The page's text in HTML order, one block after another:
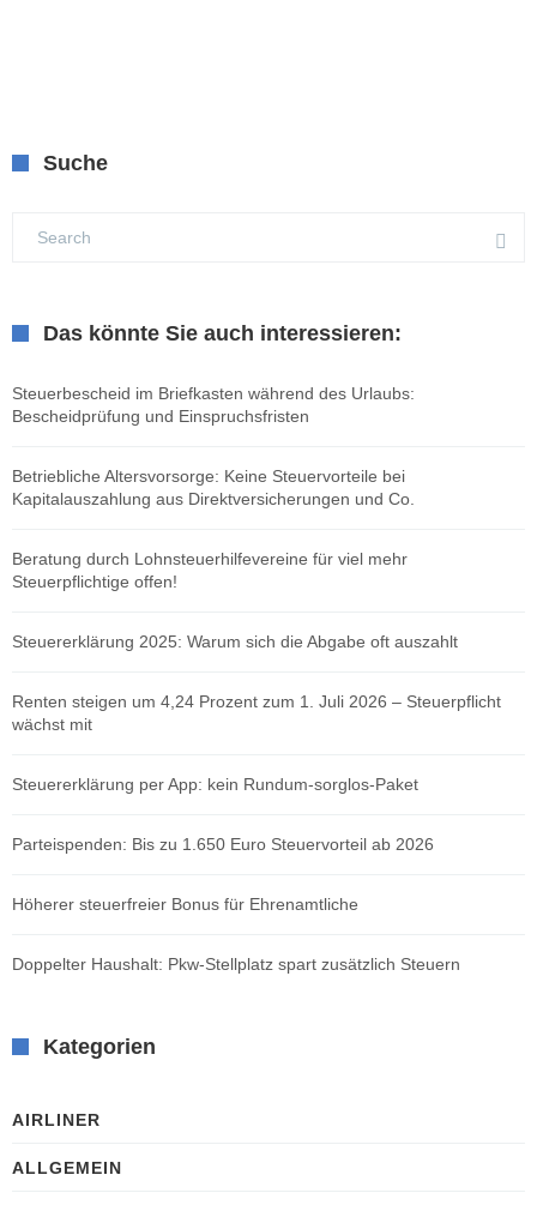
Suche
Das könnte Sie auch interessieren:
Steuerbescheid im Briefkasten während des Urlaubs:
Bescheidprüfung und Einspruchsfristen
Betriebliche Altersvorsorge: Keine Steuervorteile bei
Kapitalauszahlung aus Direktversicherungen und Co.
Beratung durch Lohnsteuerhilfevereine für viel mehr
Steuerpflichtige offen!
Steuererklärung 2025: Warum sich die Abgabe oft auszahlt
Renten steigen um 4,24 Prozent zum 1. Juli 2026 – Steuerpflicht
wächst mit
Steuererklärung per App: kein Rundum-sorglos-Paket
Parteispenden: Bis zu 1.650 Euro Steuervorteil ab 2026
Höherer steuerfreier Bonus für Ehrenamtliche
Doppelter Haushalt: Pkw-Stellplatz spart zusätzlich Steuern
Kategorien
AIRLINER
ALLGEMEIN